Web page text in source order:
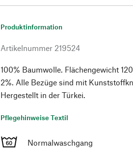
Produktinformation
Artikelnummer 219524
100% Baumwolle. Flächengewicht
2%. Alle Bezüge sind mit
Hergestellt in der Türkei.
Pflegehinweise Textil
Normalwaschgang